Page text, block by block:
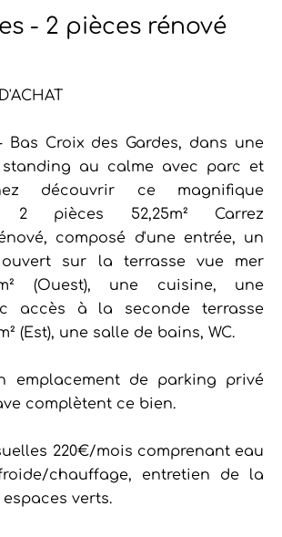
- 2 pièces rénové
- Bas Croix des Gardes, dans une
standing au calme avec parc et
découvrir ce magnifique
2 pièces 52,25m² Carrez
composé d'une entrée, un
ouvert sur la terrasse vue mer
(Ouest), une cuisine, une
accès à la seconde terrasse
(Est), une salle de bains, WC.
emplacement de parking privé
complètent ce bien.
220€/mois comprenant eau
chauffage, entretien de la
verts.